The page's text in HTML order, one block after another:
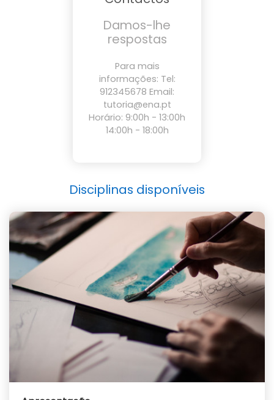
Damos-lhe
respostas
Para mais
informações: Tel:
912345678 Email:
tutoria@ena.pt
Horário: 9:00h - 13:00h
14:00h - 18:00h
Disciplinas disponíveis